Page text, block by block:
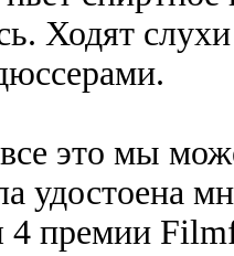
Ходят
это мы
удостоена
премии